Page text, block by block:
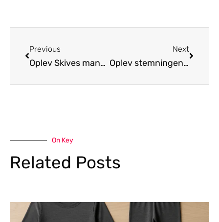
Previous
Oplev Skives mange aktiviteter og spændende oplevelser
Next
Oplev stemningen i Ribe fra et feriehus
On Key
Related Posts